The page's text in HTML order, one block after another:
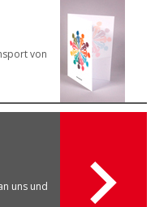
von
uns und